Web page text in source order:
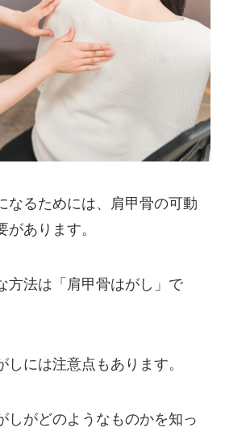
なるためには、肩甲骨の可動
あります。
方法は「肩甲骨はがし」で
しには注意点もあります。
しがどのようなものかを知っ